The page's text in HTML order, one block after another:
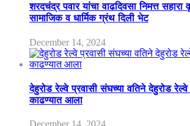
शरदचंद्र पवार यांचा वाढदिवसा निमत्त सहारा
सामाजिक व धार्मिक ग्रंथ दिली भेट
December 14, 2024
देहुरोड रेल्वे प्रवासी संघच्या वतिने देहुरोड
काढण्यात आला
December 14, 2024